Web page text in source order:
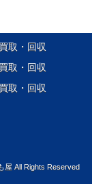
取・回収
取・回収
取・回収
屋 All Rights Reserved